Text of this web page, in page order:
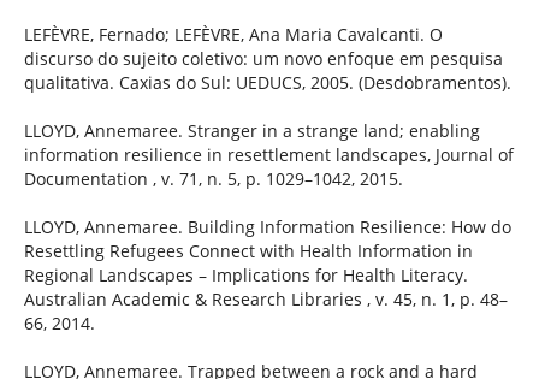
LEFÈVRE, Fernado; LEFÈVRE, Ana Maria Cavalcanti. O
discurso do sujeito coletivo: um novo enfoque em pesquisa
qualitativa. Caxias do Sul: UEDUCS, 2005. (Desdobramentos).
LLOYD, Annemaree. Stranger in a strange land; enabling
information resilience in resettlement landscapes, Journal of
Documentation , v. 71, n. 5, p. 1029–1042, 2015.
LLOYD, Annemaree. Building Information Resilience: How do
Resettling Refugees Connect with Health Information in
Regional Landscapes – Implications for Health Literacy.
Australian Academic & Research Libraries , v. 45, n. 1, p. 48–
66, 2014.
LLOYD, Annemaree. Trapped between a rock and a hard